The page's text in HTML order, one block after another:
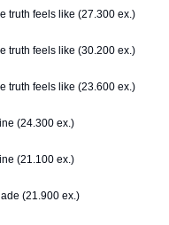
truth feels like (27.300 ex.)
truth feels like (30.200 ex.)
truth feels like (23.600 ex.)
(24.300 ex.)
(21.100 ex.)
(21.900 ex.)